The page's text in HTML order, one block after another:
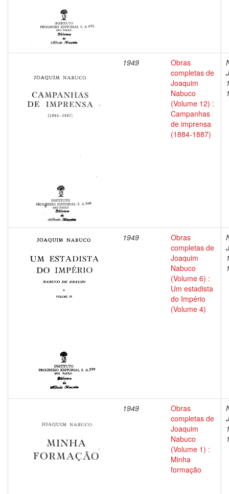
1949
Obras
completas de
Joaquim
Nabuco
(Volume 12) :
Campanhas
de imprensa
(1884-1887)
1949
Obras
completas de
Joaquim
Nabuco
(Volume 6) :
Um estadista
do Império
(Volume 4)
1949
Obras
completas de
Joaquim
Nabuco
(Volume 1) :
Minha
formação